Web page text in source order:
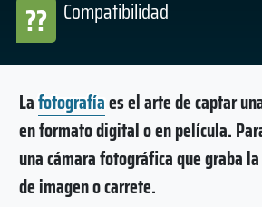
Compatibilidad
??
Lafotografíaes el arte de captar
en formato digital o en película.
una cámara fotográfica que graba
de imagen o carrete.